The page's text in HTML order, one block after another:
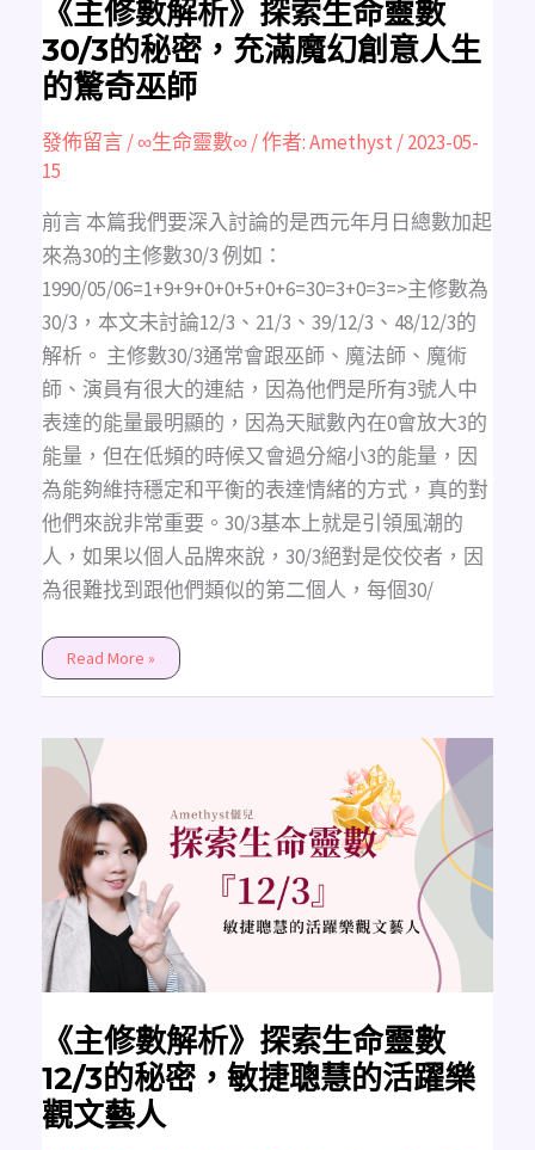
《主修數解析》探索生命靈數
30/3的秘密，充滿魔幻創意人生
的驚奇巫師
發佈留言/∞生命靈數∞/ 作者:Amethyst /2023-05-
15
前言 本篇我們要深入討論的是西元年月日總數加起
來為30的主修數30/3 例如：
1990/05/06=1+9+9+0+0+5+0+6=30=3+0=3=>主修數為
30/3，本文未討論12/3、21/3、39/12/3、48/12/3的
解析。 主修數30/3通常會跟巫師、魔法師、魔術
師、演員有很大的連結，因為他們是所有3號人中
表達的能量最明顯的，因為天賦數內在0會放大3的
能量，但在低頻的時候又會過分縮小3的能量，因
為能夠維持穩定和平衡的表達情緒的方式，真的對
他們來說非常重要。30/3基本上就是引領風潮的
人，如果以個人品牌來說，30/3絕對是佼佼者，因
為很難找到跟他們類似的第二個人，每個30/
幻
創
意
人
生
的
奇
巫
Read More »
《主修數解析》探索生命靈數
12/3的秘密，敏捷聰慧的活躍樂
觀文藝人
《主
數
析》
探
索
生
命
靈
數
12/3
密，
敏
聰
慧
的
活
躍
樂
觀